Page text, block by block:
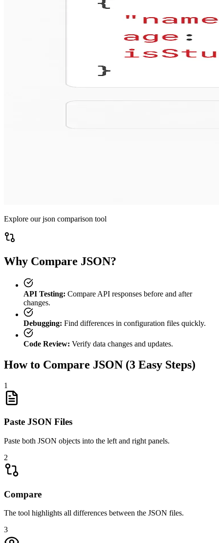
Explore our json comparison tool
Why Compare JSON?
API Testing: Compare API responses before and after
changes.
Debugging: Find differences in configuration files quickly.
Code Review: Verify data changes and updates.
How to Compare JSON (3 Easy Steps)
1
Paste JSON Files
Paste both JSON objects into the left and right panels.
2
Compare
The tool highlights all differences between the JSON files.
3